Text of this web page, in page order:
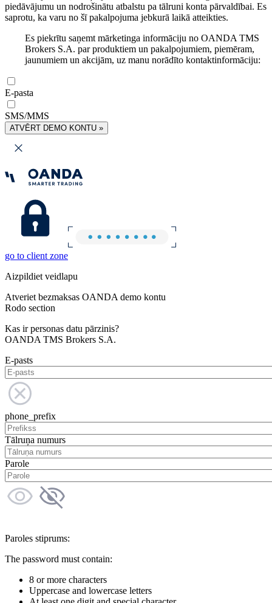
piedāvājumu un nodrošinātu atbalstu pa tālruni konta pārvaldībai. Es
saprotu, ka varu no šī pakalpojuma jebkurā laikā atteikties.
Es piekrītu saņemt mārketinga informāciju no OANDA TMS
Brokers S.A. par produktiem un pakalpojumiem, piemēram,
jaunumiem un akcijām, uz manu norādīto kontaktinformāciju:
E-pasta
SMS/MMS
ATVĒRT DEMO KONTU »
go to client zone
Aizpildiet veidlapu
Atveriet bezmaksas OANDA demo kontu
Rodo section
Kas ir personas datu pārzinis?
OANDA TMS Brokers S.A.
E-pasts
phone_prefix
Tālruņa numurs
Parole
Paroles stiprums:
The password must contain:
8 or more characters
Uppercase and lowercase letters